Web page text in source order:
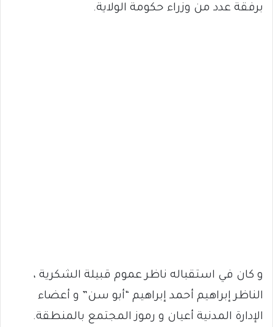
برفقة عدد من وزراء حكومة الولاية.
و كان في استقباله ناظر عموم قبيلة الشكرية ،
الناظر إبراهيم أحمد إبراهيم “أبو سن” و أعضاء
الإدارة المدنية أعيان و رموز المجتمع بالمنطقة.